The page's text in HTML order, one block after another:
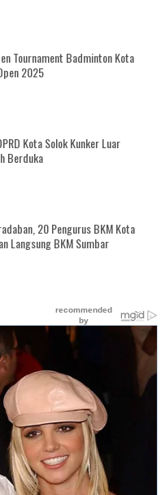
Tournament Badminton Kota
2025
Kota Solok Kunker Luar
Berduka
20 Pengurus BKM Kota
Langsung BKM Sumbar